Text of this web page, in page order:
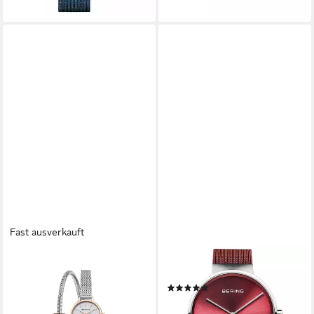
Fast ausverkauft
Quarzuhr Bering Classic
roségold glänzend 11022-
064-Lovely-2-GWP190
Quarzuhr 14539-303
ab 88,30 € 199,00 €